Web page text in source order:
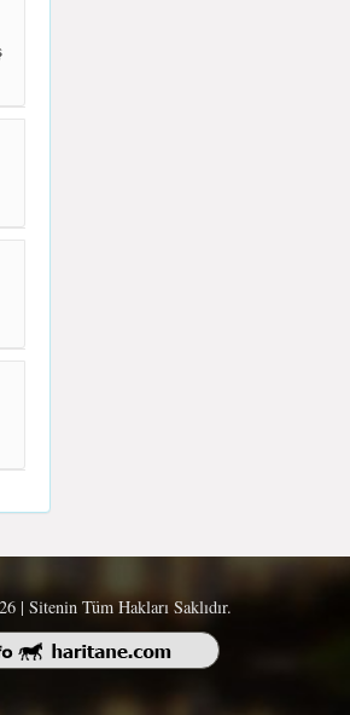
| Sitenin Tüm Hakları Saklıdır.